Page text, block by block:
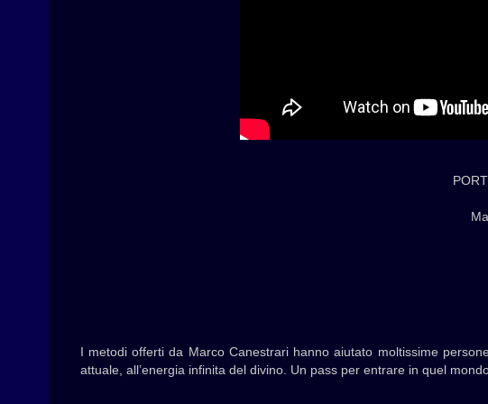
I metodi offerti da Marco Canestrari hanno aiutato moltissime
attuale, all’energia infinita del divino. Un pass per entrare in quel